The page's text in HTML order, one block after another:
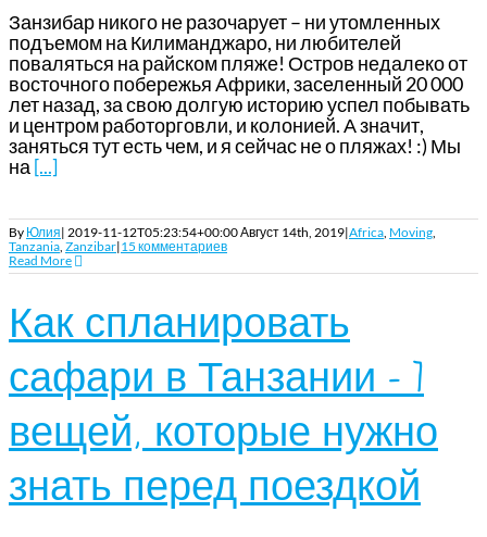
Занзибар никого не разочарует – ни утомленных
подъемом на Килиманджаро, ни любителей
поваляться на райском пляже! Остров недалеко от
восточного побережья Африки, заселенный 20 000
лет назад, за свою долгую историю успел побывать
и центром работорговли, и колонией. А значит,
заняться тут есть чем, и я сейчас не о пляжах! :) Мы
на[...]
By Юлия| 2019-11-12T05:23:54+00:00Август 14th, 2019|Africa, Moving,
Tanzania, Zanzibar|15 комментариев
Read More
Как спланировать
сафари в Танзании – 7
вещей, которые нужно
знать перед поездкой